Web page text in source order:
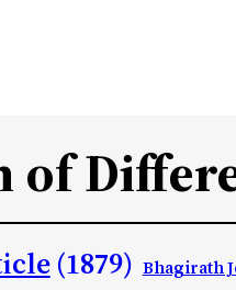
of
(1879) Bhagirath